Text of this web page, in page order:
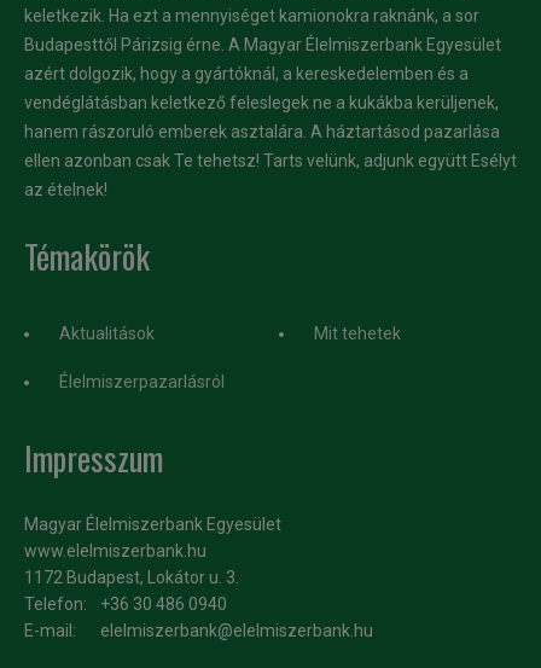
keletkezik. Ha ezt a mennyiséget kamionokra raknánk, a sor
Budapesttől Párizsig érne. A Magyar Élelmiszerbank Egyesület
azért dolgozik, hogy a gyártóknál, a kereskedelemben és a
vendéglátásban keletkező feleslegek ne a kukákba kerüljenek,
hanem rászoruló emberek asztalára. A háztartásod pazarlása
ellen azonban csak Te tehetsz! Tarts velünk, adjunk együtt Esélyt
az ételnek!
Témakörök
Aktualitások
Élelmiszerpazarlásról
Mit tehetek
Impresszum
Magyar Élelmiszerbank Egyesület
www.elelmiszerbank.hu
1172 Budapest, Lokátor u. 3.
Telefon:
+36 30 486 0940
E-mail:
elelmiszerbank@elelmiszerbank.hu